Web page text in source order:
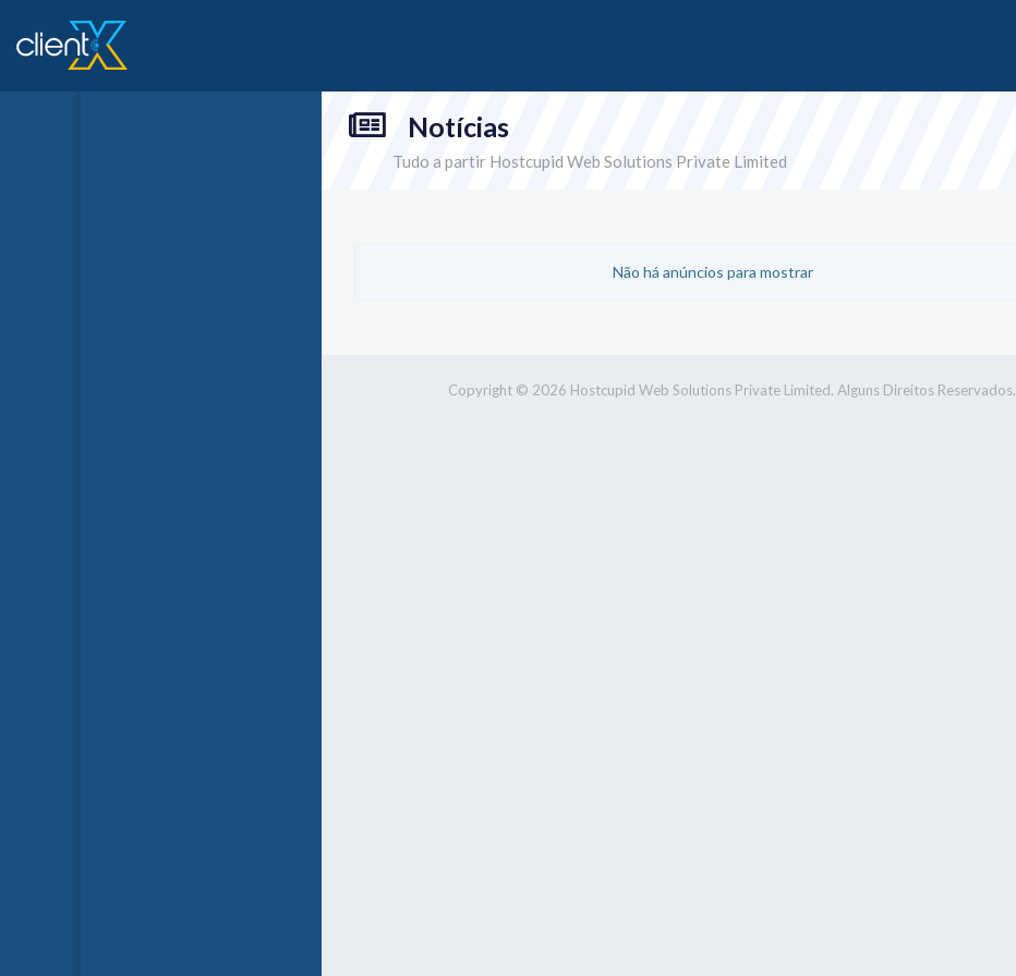
Notícias
Tudo a partir Hostcupid Web Solutions Private Limited
Não há anúncios para mostrar
Copyright © 2026 Hostcupid Web Solutions Private Limited. Alguns Direitos Reservados.